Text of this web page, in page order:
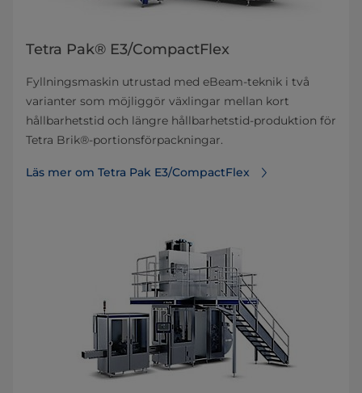
Tetra Pak® E3/CompactFlex
Fyllningsmaskin utrustad med eBeam-teknik i två
varianter som möjliggör växlingar mellan kort
hållbarhetstid och längre hållbarhetstid-produktion för
Tetra Brik®-portionsförpackningar.
Läs mer om Tetra Pak E3/CompactFlex